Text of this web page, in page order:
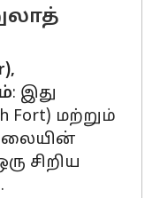
: இது
மற்றும்
சிறிய